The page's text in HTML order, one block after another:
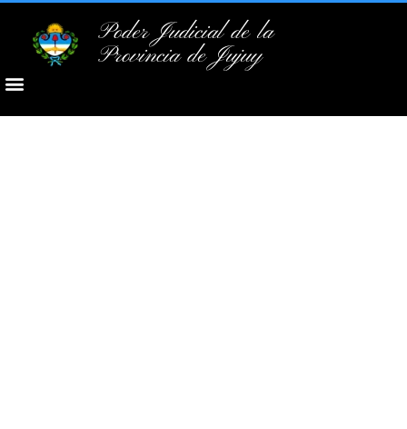
Poder Judicial de la
Provincia de Jujuy